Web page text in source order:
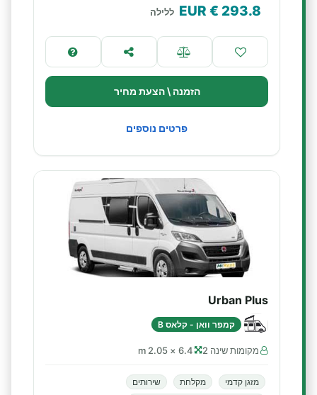
293.8
€ EUR ללילה
הזמנה \ הצעת מחיר
פרטים נוספים
Urban Plus
קמפר וואן - קלאס B
מקומות שינה 2 6.4 × 2.05 m
מזגן קדמי מקלחת
שירותים